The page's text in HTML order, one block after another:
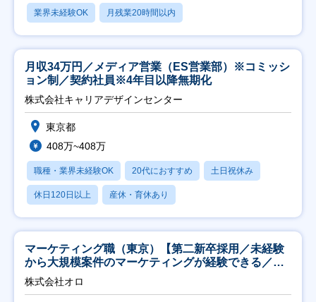
業界未経験OK 月残業20時間以内
月収34万円／メディア営業（ES営業部）※コミッシ
ョン制／契約社員※4年目以降無期化
株式会社キャリアデザインセンター
東京都
408万~408万
職種・業界未経験OK 20代におすすめ 土日祝休み
休日120日以上 産休・育休あり
マーケティング職（東京）【第二新卒採用／未経験
から大規模案件のマーケティングが経験できる／研
修充実】
株式会社オロ